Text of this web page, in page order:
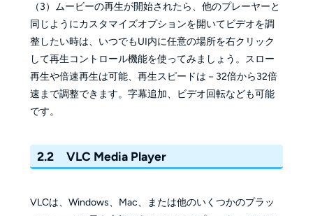
（3）ムービーの再生が開始されたら、他のプレーヤーと
同じようにカスタマイズオプションを開いてビデオを調
整したい時は、いつでもUI内に任意の場所を右クリック
して再生コントロール機能を使ってみましょう。スロー
再生や倍速再生は可能、再生スピードは－32倍から32倍
速まで調整できます。字幕追加、ビデオ回転なども可能
です。
2.2 VLC Media Player
VLCは、Windows、Mac、または他のいくつかのプラッ